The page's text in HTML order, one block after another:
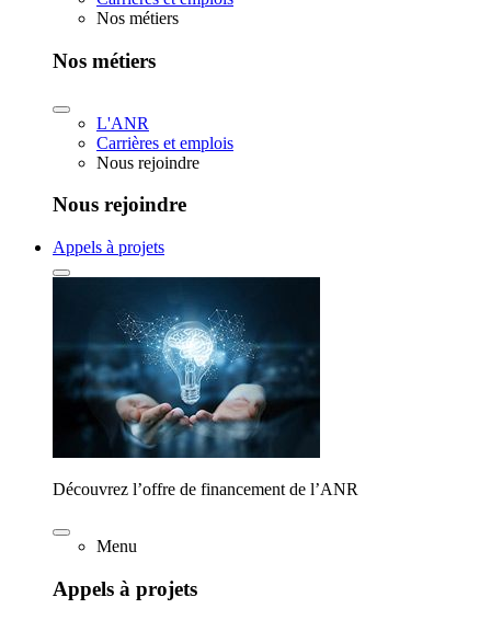
Nos métiers
Nos métiers
L'ANR
Carrières et emplois
Nous rejoindre
Nous rejoindre
Appels à projets
Découvrez l’offre de financement de l’ANR
Menu
Appels à projets